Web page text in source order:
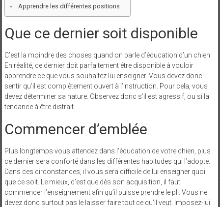
Apprendre les différentes positions
Que ce dernier soit disponible
C’est la moindre des choses quand on parle d’éducation d’un chien.
En réalité, ce dernier doit parfaitement être disponible à vouloir
apprendre ce que vous souhaitez lui enseigner. Vous devez donc
sentir qu’il est complètement ouvert à l’instruction. Pour cela, vous
devez déterminer sa nature. Observez donc s’il est agressif, ou si la
tendance à être distrait.
Commencer d’emblée
Plus longtemps vous attendez dans l’éducation de votre chien, plus
ce dernier sera conforté dans les différentes habitudes qui l’adopte.
Dans ces circonstances, il vous sera difficile de lui enseigner quoi
que ce soit. Le mieux, c’est que dès son acquisition, il faut
commencer l’enseignement afin qu’il puisse prendre le pli. Vous ne
devez donc surtout pas le laisser faire tout ce qu’il veut. Imposez-lui